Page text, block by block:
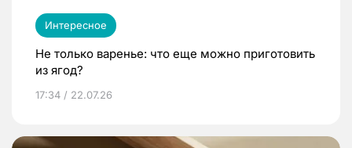
Интересное
Не только варенье: что еще можно приготовить
из ягод?
17:34 / 22.07.26